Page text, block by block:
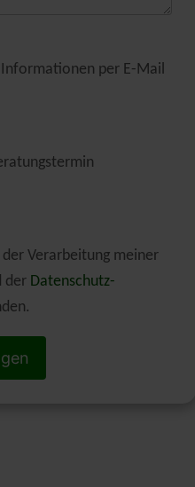
per E-Mail
Verarbeitung meiner
der Datenschutz-